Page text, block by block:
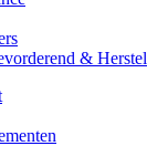
& Herstel